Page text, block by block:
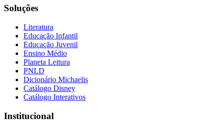
Soluções
Literatura
Educação Infantil
Educação Juvenil
Ensino Médio
Planeta Leitura
PNLD
Dicionário Michaelis
Catálogo Disney
Catálogo Interativos
Institucional